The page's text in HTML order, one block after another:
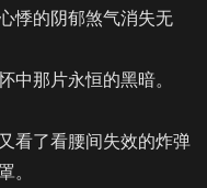
悸的阴郁煞气消失无
那片永恒的黑暗。
看了看腰间失效的炸弹
。